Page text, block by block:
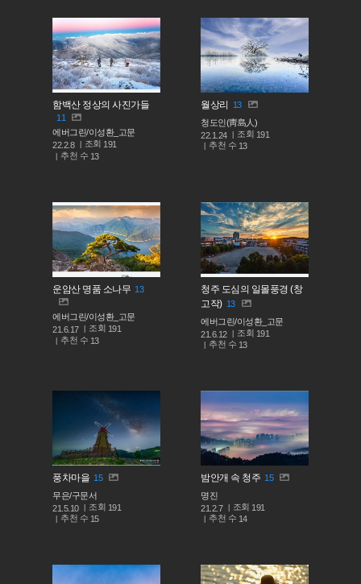
함백산 정상의 사진가들
11
에버그린/이성환_고문
22.2.8
조회 191
추천 수 13
월상리
13
청도인(靑島人)
22.1.24
조회 191
추천 수 13
운암산 명품 소나무 13
에버그린/이성환_고문
21.6.17
조회 191
추천 수 13
청주 도심의 일몰풍경 (창
고작) 13
에버그린/이성환_고문
21.6.12
조회 191
추천 수 13
풍차마을 15
무은/구문서
21.5.10
조회 191
추천 수 15
밤안개 속 청주 15
명진
21.2.7
조회 191
추천 수 14